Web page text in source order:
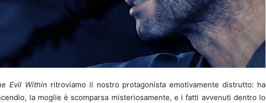
Evil Within ritroviamo il nostro protagonista emotivamente distrutto: ha
la moglie è scomparsa misteriosamente, e i fatti avvenuti dentro lo